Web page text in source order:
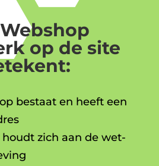
op de site
bestaat en heeft een
zich aan de wet-